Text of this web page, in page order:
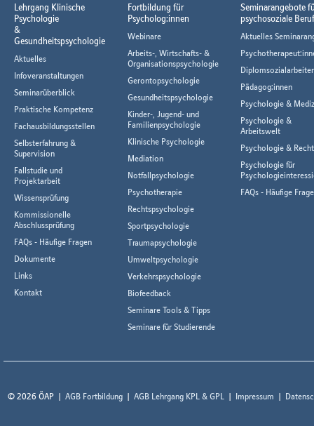
Lehrgang Klinische
Psychologie
&
Gesundheitspsychologie
Aktuelles
Infoveranstaltungen
Seminarüberblick
Praktische Kompetenz
Fachausbildungsstellen
Selbsterfahrung &
Supervision
Fallstudie und
Projektarbeit
Wissensprüfung
Kommissionelle
Abschlussprüfung
FAQs - Häufige Fragen
Dokumente
Links
Kontakt
Fortbildung für
Psycholog:innen
Webinare
Arbeits-, Wirtschafts- &
Organisationspsychologie
Gerontopsychologie
Gesundheitspsychologie
Kinder-, Jugend- und
Familienpsychologie
Klinische Psychologie
Mediation
Notfallpsychologie
Psychotherapie
Rechtspsychologie
Sportpsychologie
Traumapsychologie
Umweltpsychologie
Verkehrspsychologie
Biofeedback
Seminare Tools & Tipps
Seminare für Studierende
Seminarangebote
psychosoziale
Aktuelles
Pädagog:innen
Psychologie &
Psychologie &
Arbeitswelt
Psychologie & Recht
Psychologie für
FAQs - Häufige
© 2026 ÖAP AGB Fortbildung AGB Lehrgang KPL & GPL Impressum